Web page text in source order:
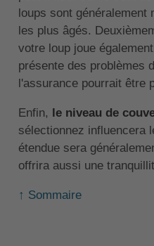
loups sont généralement
les plus âgés.
votre loup joue
présente des problèmes
l'assurance pourrait être
Enfin, le niveau de
sélectionnez influencera
étendue sera
offrira aussi une
↑ Sommaire